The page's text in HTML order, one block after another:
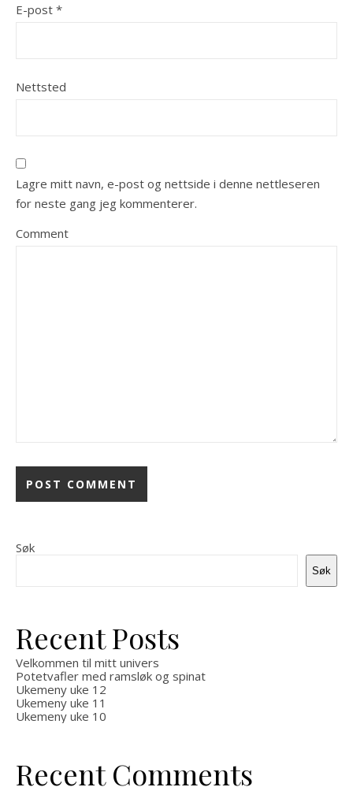
E-post *
Nettsted
Lagre mitt navn, e-post og nettside i denne nettleseren
for neste gang jeg kommenterer.
Comment
Søk
Søk
Recent Posts
Velkommen til mitt univers
Potetvafler med ramsløk og spinat
Ukemeny uke 12
Ukemeny uke 11
Ukemeny uke 10
Recent Comments